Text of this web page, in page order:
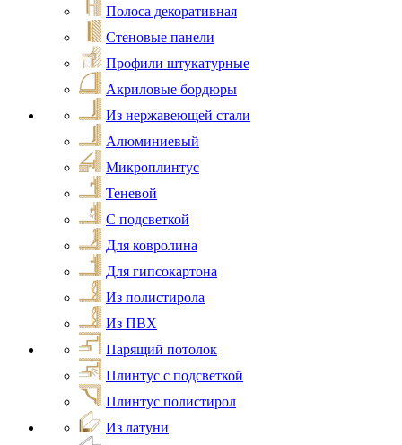
Полоса декоративная
Стеновые панели
Профили штукатурные
Акриловые бордюры
Из нержавеющей стали
Алюминиевый
Микроплинтус
Теневой
С подсветкой
Для ковролина
Для гипсокартона
Из полистирола
Из ПВХ
Парящий потолок
Плинтус с подсветкой
Плинтус полистирол
Из латуни